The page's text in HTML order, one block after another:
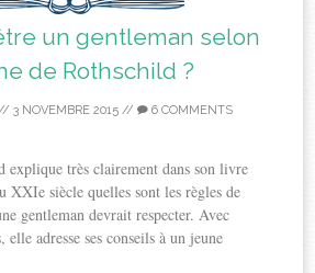
un gentleman selon
de Rothschild ?
3 NOVEMBRE 2015 // 6 COMMENTS
explique très clairement dans son livre
XXIe siècle quelles sont les règles de
gentleman devrait respecter. Avec
elle adresse ses conseils à un jeune